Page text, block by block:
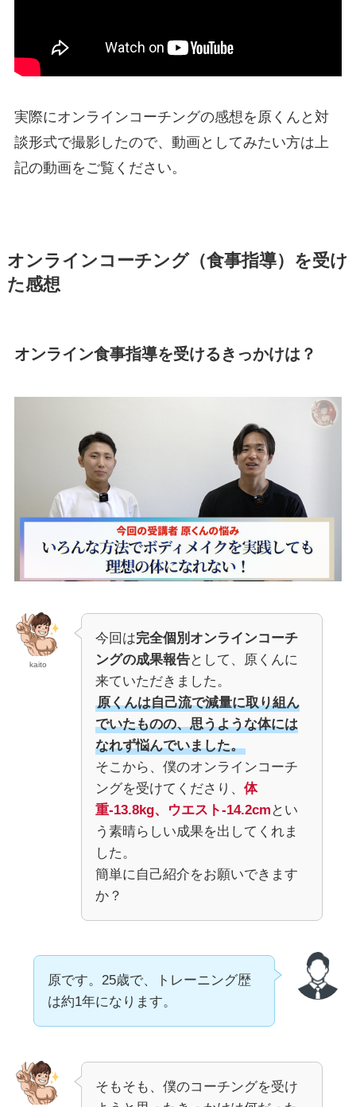
実際にオンラインコーチングの感想を原くんと対
談形式で撮影したので、動画としてみたい方は上
記の動画をご覧ください。
オンラインコーチング（食事指導）を受け
た感想
オンライン食事指導を受けるきっかけは？
kaito
今回は完全個別オンラインコーチ
ングの成果報告として、原くんに
来ていただきました。
原くんは自己流で減量に取り組ん
でいたものの、思うような体には
なれず悩んでいました。
そこから、僕のオンラインコーチ
ングを受けてくださり、 体
重-13.8kg、ウエスト-14.2cm とい
う素晴らしい成果を出してくれま
した。
簡単に自己紹介をお願いできます
か？
原です。25歳で、トレーニング歴
は約1年になります。
そもそも、僕のコーチングを受け